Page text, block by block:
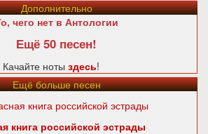
Дополнительно
чего нет в Антологии
Ещё 50 песен!
Качайте ноты здесь!
Ещё больше песен
книга российской эстрады